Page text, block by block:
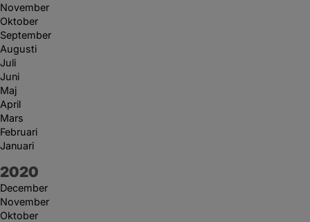
November
Oktober
September
Augusti
Juli
Juni
Maj
April
Mars
Februari
Januari
År:
2020
December
November
Oktober